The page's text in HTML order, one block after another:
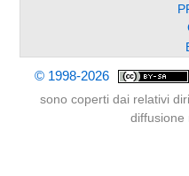
© 1998-2026
sono coperti dai relativi
diffusione